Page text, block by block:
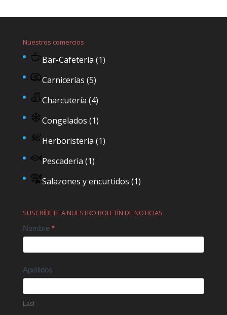
Nuestros comercios
Bar-Cafetería (1)
Carnicerías (5)
Charcutería (4)
Congelados (1)
Herboristería (1)
Pescaderia (1)
Salazones y encurtidos (1)
SUSCRÍBETE A NUESTRO BOLETÍN DE NOTICIAS
Contact
Nombre *
Apellidos
Last